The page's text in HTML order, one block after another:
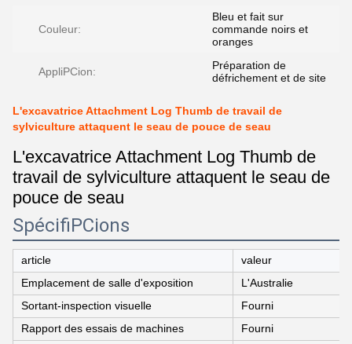
Couleur:
Bleu et fait sur
commande noirs et
oranges
AppliPCion:
Préparation de
défrichement et de site
L'excavatrice Attachment Log Thumb de travail de
sylviculture attaquent le seau de pouce de seau
L'excavatrice Attachment Log Thumb de
travail de sylviculture attaquent le seau de
pouce de seau
SpécifiPCions
article
valeur
Emplacement de salle d'exposition
L'Australie
Sortant-inspection visuelle
Fourni
Rapport des essais de machines
Fourni